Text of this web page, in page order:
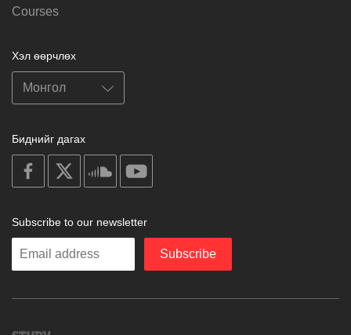
Courses
Хэл өөрчлөх
Биднийг дагах
on
facebook
soundcloud
Subscribe to our newsletter
Enter
Subscribe